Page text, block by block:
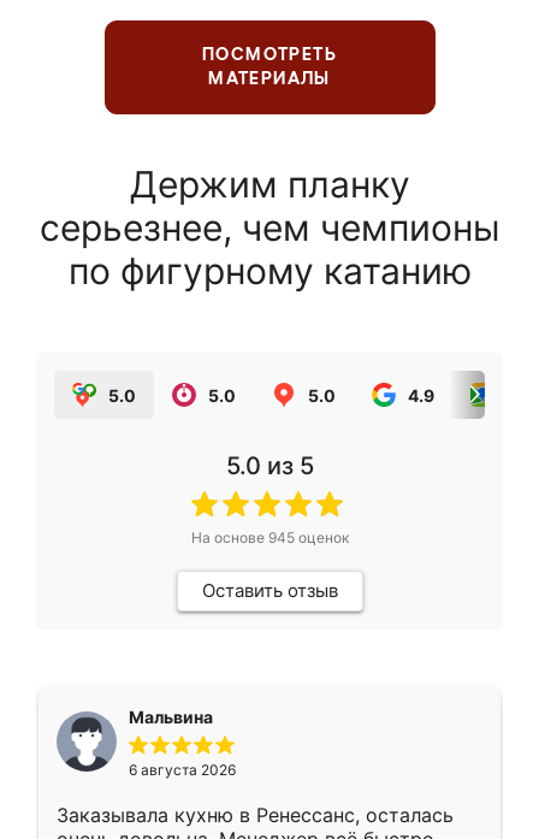
ПОСМОТРЕТЬ
МАТЕРИАЛЫ
Держим планку
серьезнее, чем чемпионы
по фигурному катанию
5.0 5.0 5.0 4.9
5.0 из 5
На основе 945оценок
Оставить отзыв
Мальвина
6 августа 2026
Заказывала кухню в Ренессанс, осталась